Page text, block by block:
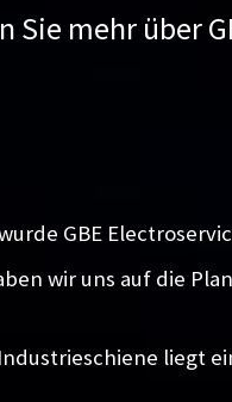
Sie mehr über
GBE
wir uns auf die
liegt